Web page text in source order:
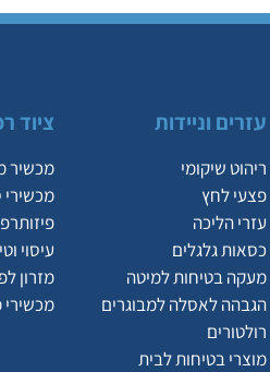
עזרים וניידות
ריהוט שיקומי
פצעי לחץ
עזרי הליכה
כסאות גלגלים
מעקה בטיחות למיטה
הגבהה לאסלה למבוגרים
רולטורים
מוצרי בטיחות לבית
ציוד
מכשיר
עיסוי
מזרון